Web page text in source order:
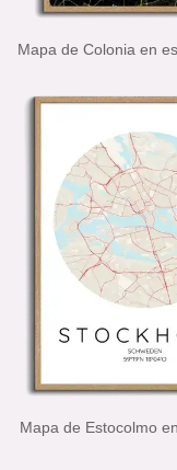
Mapa de Colonia en
Mapa de Estocolmo